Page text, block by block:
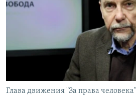
СИБИРЬ.РЕАЛИИ
ПОДПИШИТЕСЬ НА РАССЫЛКУ
СОЦИАЛЬНЫЕ СЕТИ
Глава движения "За права